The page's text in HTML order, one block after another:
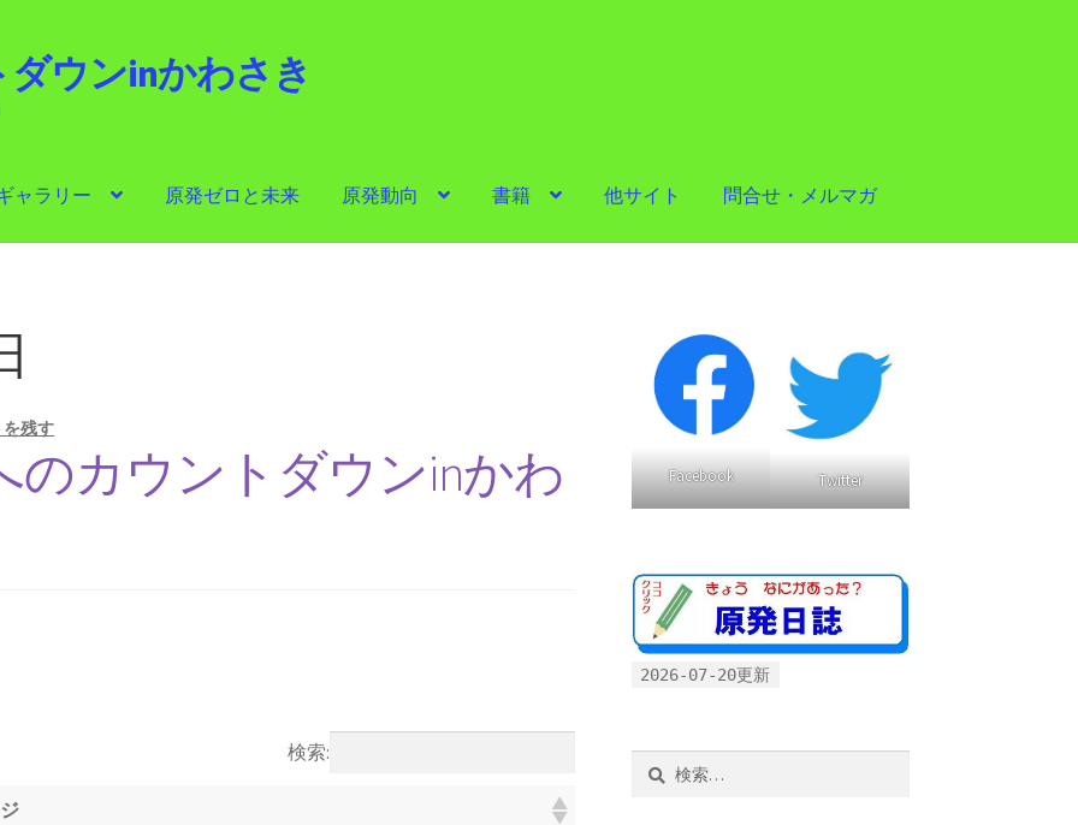
ウンinかわさき
ャラリー 原発ゼロと未来 原発動向 書籍 他サイト 問合せ・メルマガ
を残す
のカウントダウンinかわ
検索:
Facebook Twitter
2026-07-20更新